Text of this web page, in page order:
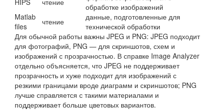
HIPS
чтение
обработке изображений
Matlab
files
чтение
данные, подготовленные для
технической обработки
Для обычной работы важны JPEG и PNG: JPEG подходит
для фотографий, PNG — для скриншотов, схем и
изображений с прозрачностью. В справке Image Analyzer
отдельно объясняется, что JPEG не поддерживает
прозрачность и хуже подходит для изображений с
резкими границами вроде диаграмм и скриншотов; PNG
лучше справляется с такими материалами и
поддерживает больше цветовых вариантов.